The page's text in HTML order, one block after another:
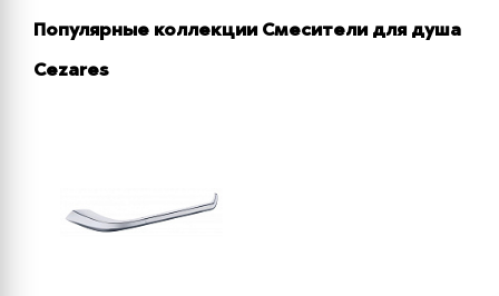
Популярные коллекции Смесители для душа
Cezares